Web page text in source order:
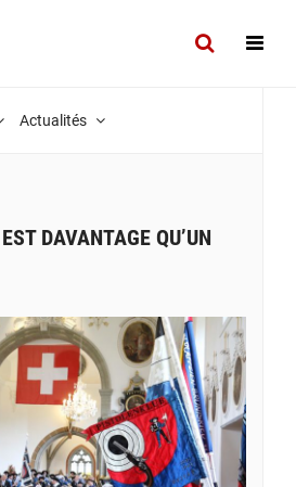
Actualités
DAVANTAGE QU’UN